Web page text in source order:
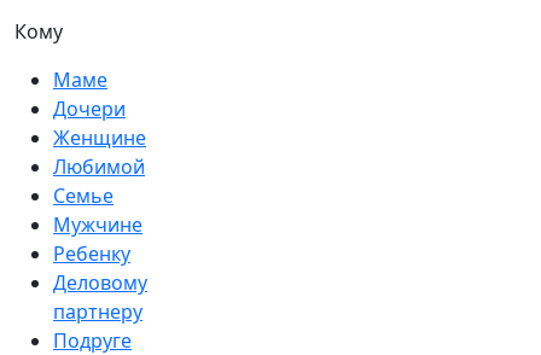
Кому
Маме
Дочери
Женщине
Любимой
Семье
Мужчине
Ребенку
Деловому
партнеру
Подруге